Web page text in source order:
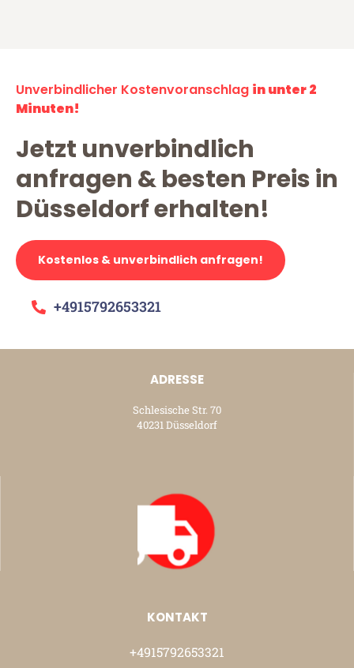
Unverbindlicher Kostenvoranschlag in unter 2
Minuten!
Jetzt unverbindlich
anfragen & besten Preis in
Düsseldorf erhalten!
Kostenlos & unverbindlich anfragen!
+4915792653321
ADRESSE
Schlesische Str. 70
40231 Düsseldorf
KONTAKT
+4915792653321